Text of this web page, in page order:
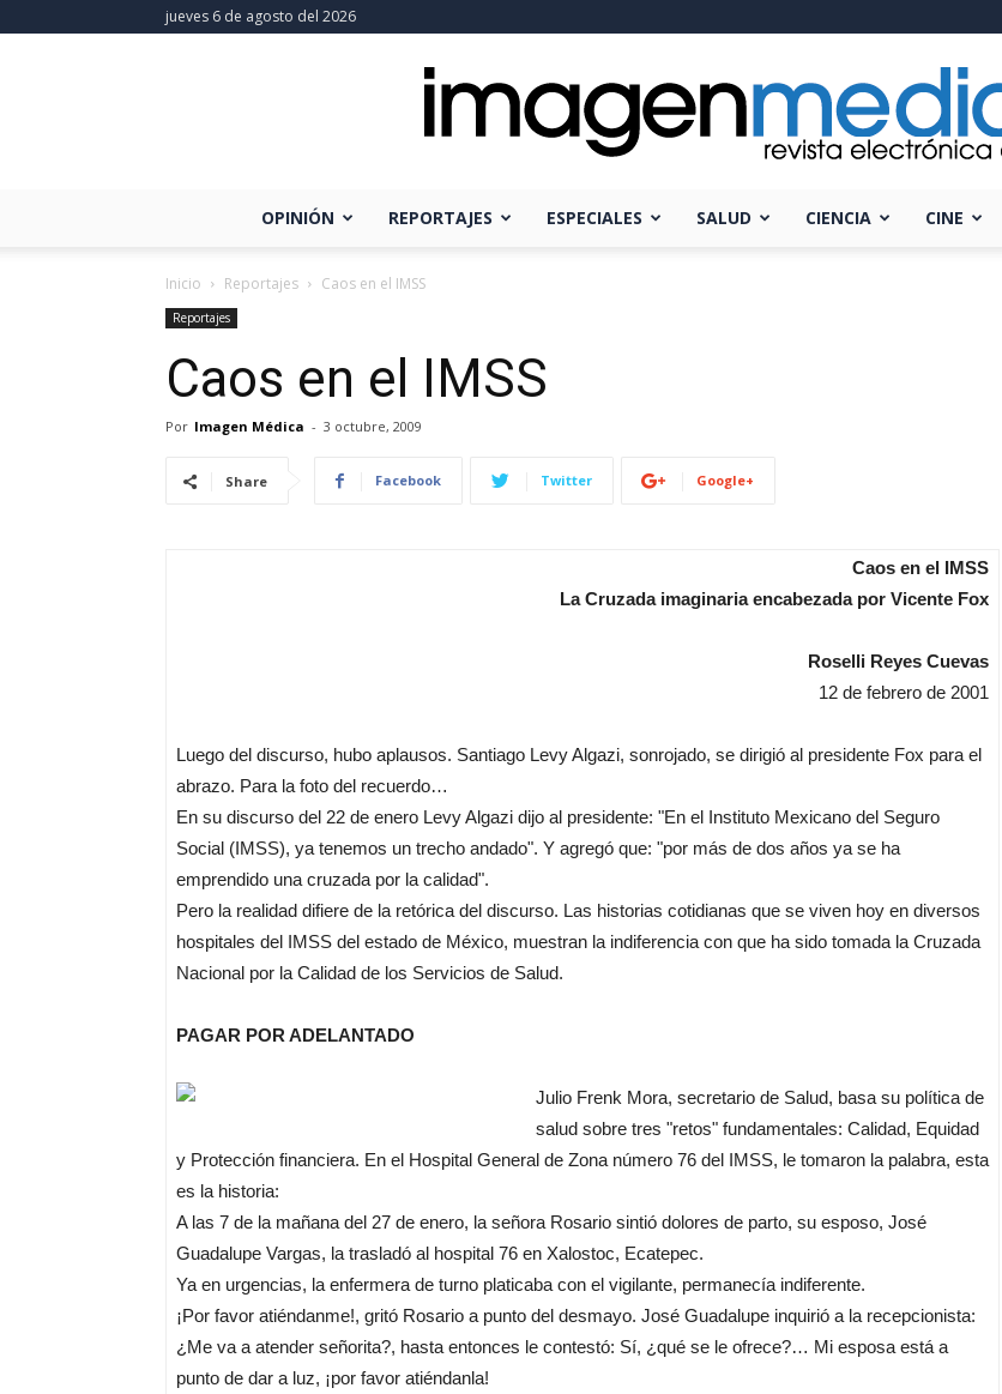
jueves 6 de agosto del 2026
OPINIÓN REPORTAJES ESPECIALES SALUD CIENCIA CINE
Inicio Reportajes Caos en el IMSS
Reportajes
Caos en el IMSS
Por Imagen Médica - 3 octubre, 2009
Share Facebook Twitter Google+
Caos en el IMSS
La Cruzada imaginaria encabezada por Vicente Fox
Roselli Reyes Cuevas
12 de febrero de 2001
Luego del discurso, hubo aplausos. Santiago Levy Algazi, sonrojado, se dirigió al presidente Fox para el
abrazo. Para la foto del recuerdo…
En su discurso del 22 de enero Levy Algazi dijo al presidente: "En el Instituto Mexicano del Seguro
Social (IMSS), ya tenemos un trecho andado". Y agregó que: "por más de dos años ya se ha
emprendido una cruzada por la calidad".
Pero la realidad difiere de la retórica del discurso. Las historias cotidianas que se viven hoy en diversos
hospitales del IMSS del estado de México, muestran la indiferencia con que ha sido tomada la Cruzada
Nacional por la Calidad de los Servicios de Salud.
PAGAR POR ADELANTADO
Julio Frenk Mora, secretario de Salud, basa su política de
salud sobre tres "retos" fundamentales: Calidad, Equidad
y Protección financiera. En el Hospital General de Zona número 76 del IMSS, le tomaron la palabra, esta
es la historia:
A las 7 de la mañana del 27 de enero, la señora Rosario sintió dolores de parto, su esposo, José
Guadalupe Vargas, la trasladó al hospital 76 en Xalostoc, Ecatepec.
Ya en urgencias, la enfermera de turno platicaba con el vigilante, permanecía indiferente.
¡Por favor atiéndanme!, gritó Rosario a punto del desmayo. José Guadalupe inquirió a la recepcionista:
¿Me va a atender señorita?, hasta entonces le contestó: Sí, ¿qué se le ofrece?… Mi esposa está a
punto de dar a luz, ¡por favor atiéndanla!